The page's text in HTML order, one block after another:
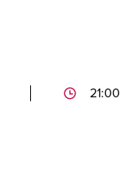
21:00